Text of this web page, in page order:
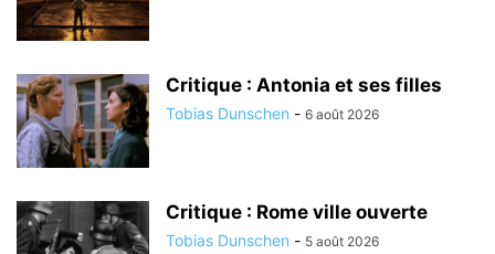
Critique : Antonia et ses filles
Tobias Dunschen - 6 août 2026
Critique : Rome ville ouverte
Tobias Dunschen - 5 août 2026